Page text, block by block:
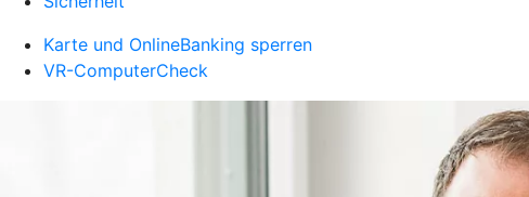
Karte und OnlineBanking sperren
VR-ComputerCheck